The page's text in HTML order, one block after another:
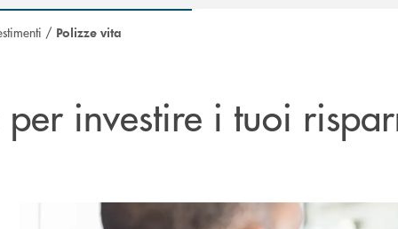
/ Polizze vita
per investire i tuoi